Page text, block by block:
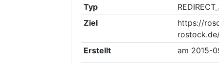
Typ
Ziel
https://
Erstellt
am 2015-